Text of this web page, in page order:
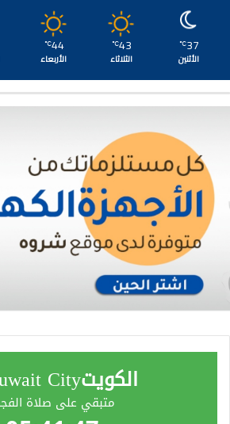
37
℃
الأثنين
43
℃
الثلاثاء
44
℃
الأربعاء